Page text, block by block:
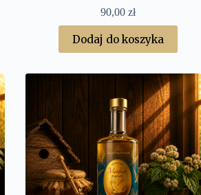
90,00zł
Dodaj do koszyka